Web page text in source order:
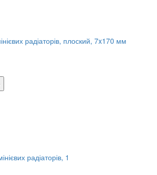
радіаторів, плоский, 7x170 мм